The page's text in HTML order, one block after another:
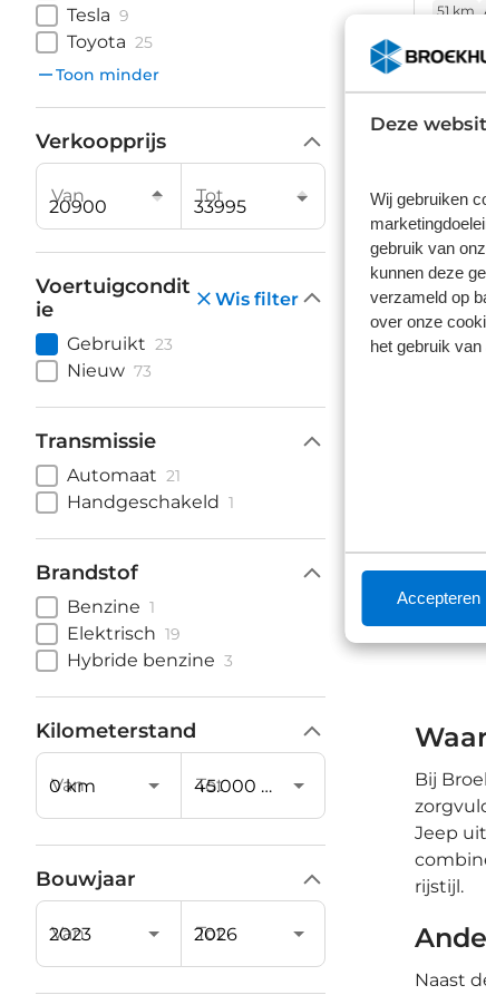
Deze
Wij gebruiken
gebruik van
kunnen deze
verzameld op
over onze
het gebruik
Accepteren
Tesla 9
Toyota 25
Toon minder
Verkoopprijs
Van Tot
Voertuigcondit
ie
Wis filter
Gebruikt 23
Nieuw 73
Transmissie
Automaat 21
Handgeschakeld 1
Brandstof
Benzine 1
Elektrisch 19
Hybride benzine 3
Kilometerstand
Van Tot
Bouwjaar
Van Tot
51 km
€
Prijs is
| Airco
12.050
Bij
Jeep
rijstijl.
Naast